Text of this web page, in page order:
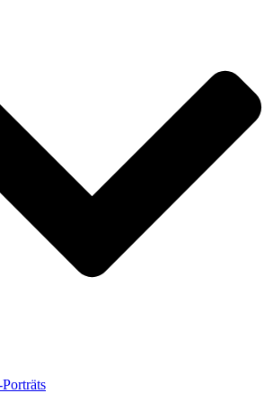
von Harald Schwiers
Streifzüge
von Harald Schwiers
mit Sigrid Balke
– Out of The Länd
von Uli Rothfuss